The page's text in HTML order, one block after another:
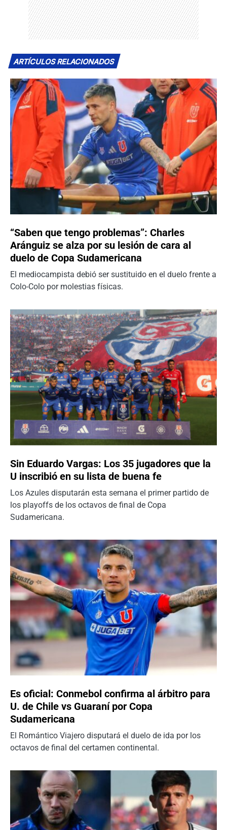
ARTÍCULOS RELACIONADOS
“Saben que tengo problemas”: Charles
Aránguiz se alza por su lesión de cara al
duelo de Copa Sudamericana
El mediocampista debió ser sustituido en el duelo frente a
Colo-Colo por molestias físicas.
Sin Eduardo Vargas: Los 35 jugadores que la
U inscribió en su lista de buena fe
Los Azules disputarán esta semana el primer partido de
los playoffs de los octavos de final de Copa
Sudamericana.
Es oficial: Conmebol confirma al árbitro para
U. de Chile vs Guaraní por Copa
Sudamericana
El Romántico Viajero disputará el duelo de ida por los
octavos de final del certamen continental.